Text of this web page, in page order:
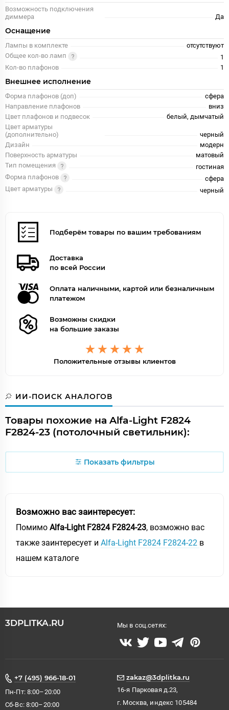
Возможность подключения
диммера
Да
Оснащение
Лампы в комплекте
отсутствуют
Общее кол-во ламп
1
Кол-во плафонов
1
Внешнее исполнение
Форма плафонов (доп)
сфера
Направление плафонов
вниз
Цвет плафонов и подвесок
белый, дымчатый
Цвет арматуры
(дополнительно)
черный
Дизайн
модерн
Поверхность арматуры
матовый
Тип помещения
гостиная
Форма плафонов
сфера
Цвет арматуры
черный
Подберём товары по вашим требованиям
Доставка
по всей России
Оплата наличными, картой или безналичным
платежом
Возможны скидки
на большие заказы
Положительные отзывы клиентов
ИИ-ПОИСК АНАЛОГОВ
Товары похожие на Alfa-Light F2824
F2824-23 (потолочный светильник):
Показать фильтры
Возможно вас заинтересует:
Помимо Alfa-Light F2824 F2824-23, возможно вас
также заинтересует и Alfa-Light F2824 F2824-22 в
нашем каталоге
3DPLITKA.RU Мы в соц.сетях:
+7 (495) 966-18-01
Пн-Пт: 8:00–20:00
Сб-Вс: 8:00–20:00
zakaz@3dplitka.ru
16-я Парковая д.23,
г. Москва, индекс 105484